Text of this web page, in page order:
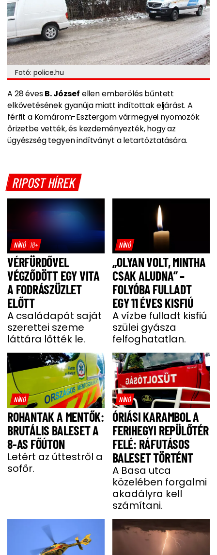
Fotó: police.hu
A 28 évesB. József ellen emberölés bűntett
elkövetésének gyanúja miatt indítottak eljárást. A
férfit a Komárom-Esztergom vármegyei nyomozók
őrizetbe vették, és kezdeményezték, hogy az
ügyészség tegyen indítványt a letartóztatására.
RIPOST HÍREK
NÍNÓ 18+
VÉRFÜRDŐVEL
VÉGZŐDÖTT EGY VITA
A FODRÁSZÜZLET
ELŐTT
A családapát saját
szerettei szeme
láttára lőtték le.
NÍNÓ
„OLYAN VOLT, MINTHA
CSAK ALUDNA” –
FOLYÓBA FULLADT
EGY 11 ÉVES KISFIÚ
A vízbe fulladt kisfiú
szülei gyásza
felfoghatatlan.
NÍNÓ
ROHANTAK A MENTŐK:
BRUTÁLIS BALESET A
8-AS FŐÚTON
Letért az úttestről a
sofőr.
NÍNÓ
ÓRIÁSI KARAMBOL A
FERIHEGYI REPÜLŐTÉR
FELÉ: RÁFUTÁSOS
BALESET TÖRTÉNT
A Basa utca
közelében forgalmi
akadályra kell
számítani.